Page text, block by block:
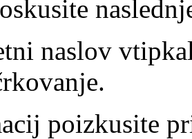
naslov
poizkusite